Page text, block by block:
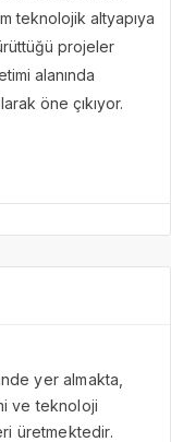
teknolojik altyapıya
projeler
alanında
öne çıkıyor.
yer almakta,
ve teknoloji
üretmektedir.